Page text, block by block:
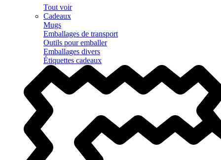
Tout voir
Cadeaux
Mugs
Emballages de transport
Outils pour emballer
Emballages divers
Étiquettes cadeaux